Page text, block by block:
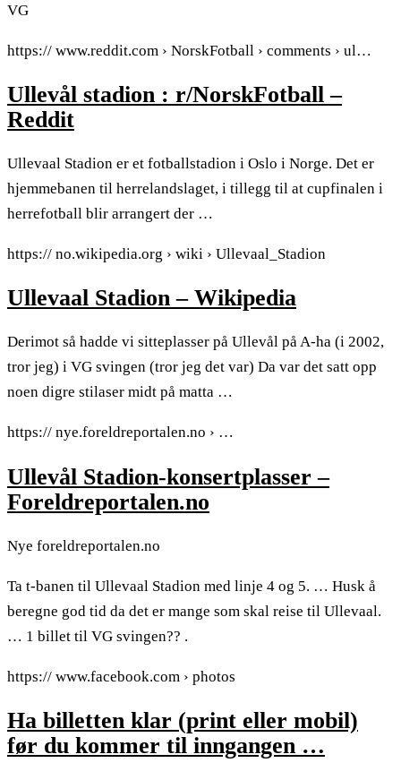
VG
https:// www.reddit.com › NorskFotball › comments › ul…
Ullevål stadion : r/NorskFotball –
Reddit
Ullevaal Stadion er et fotballstadion i Oslo i Norge. Det er
hjemmebanen til herrelandslaget, i tillegg til at cupfinalen i
herrefotball blir arrangert der …
https:// no.wikipedia.org › wiki › Ullevaal_Stadion
Ullevaal Stadion – Wikipedia
Derimot så hadde vi sitteplasser på Ullevål på A-ha (i 2002,
tror jeg) i VG svingen (tror jeg det var) Da var det satt opp
noen digre stilaser midt på matta …
https:// nye.foreldreportalen.no › …
Ullevål Stadion-konsertplasser –
Foreldreportalen.no
Nye foreldreportalen.no
Ta t-banen til Ullevaal Stadion med linje 4 og 5. … Husk å
beregne god tid da det er mange som skal reise til Ullevaal.
… 1 billet til VG svingen?? .
https:// www.facebook.com › photos
Ha billetten klar (print eller mobil)
før du kommer til inngangen …